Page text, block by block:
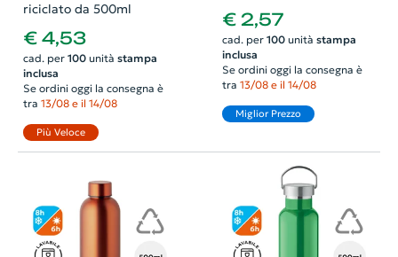
riciclato da 500ml
€ 4,53
cad. per 100unità stampa
inclusa
Se ordini oggi la consegna è
tra 13/08 e il 14/08
Più Veloce
€ 2,57
cad. per 100unità stampa
inclusa
Se ordini oggi la consegna è
tra 13/08 e il 14/08
Miglior Prezzo